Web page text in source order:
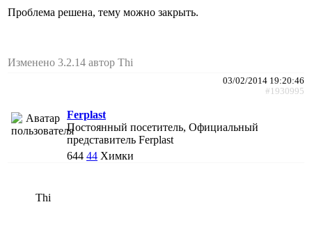
Проблема решена, тему можно закрыть.
Изменено 3.2.14 автор Thi
03/02/2014 19:20:46
#1930995
Ferplast
Постоянный посетитель, Официальный
представитель Ferplast
644 44 Химки
Thi